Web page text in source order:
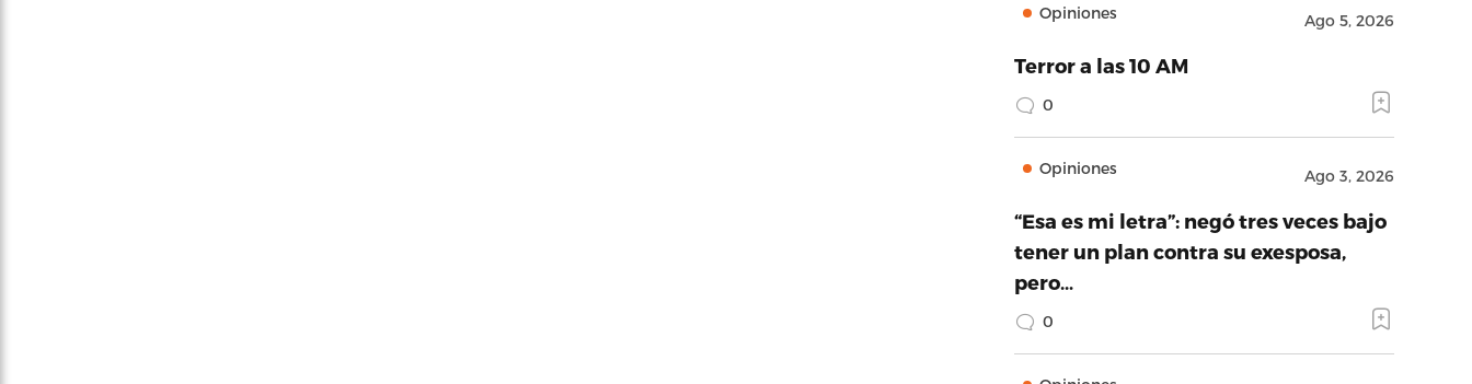
Opiniones Ago 5, 2026
Terror a las 10 AM
0
Opiniones Ago 3, 2026
“Esa es mi letra”: negó tres veces bajo
tener un plan contra su exesposa,
pero…
0